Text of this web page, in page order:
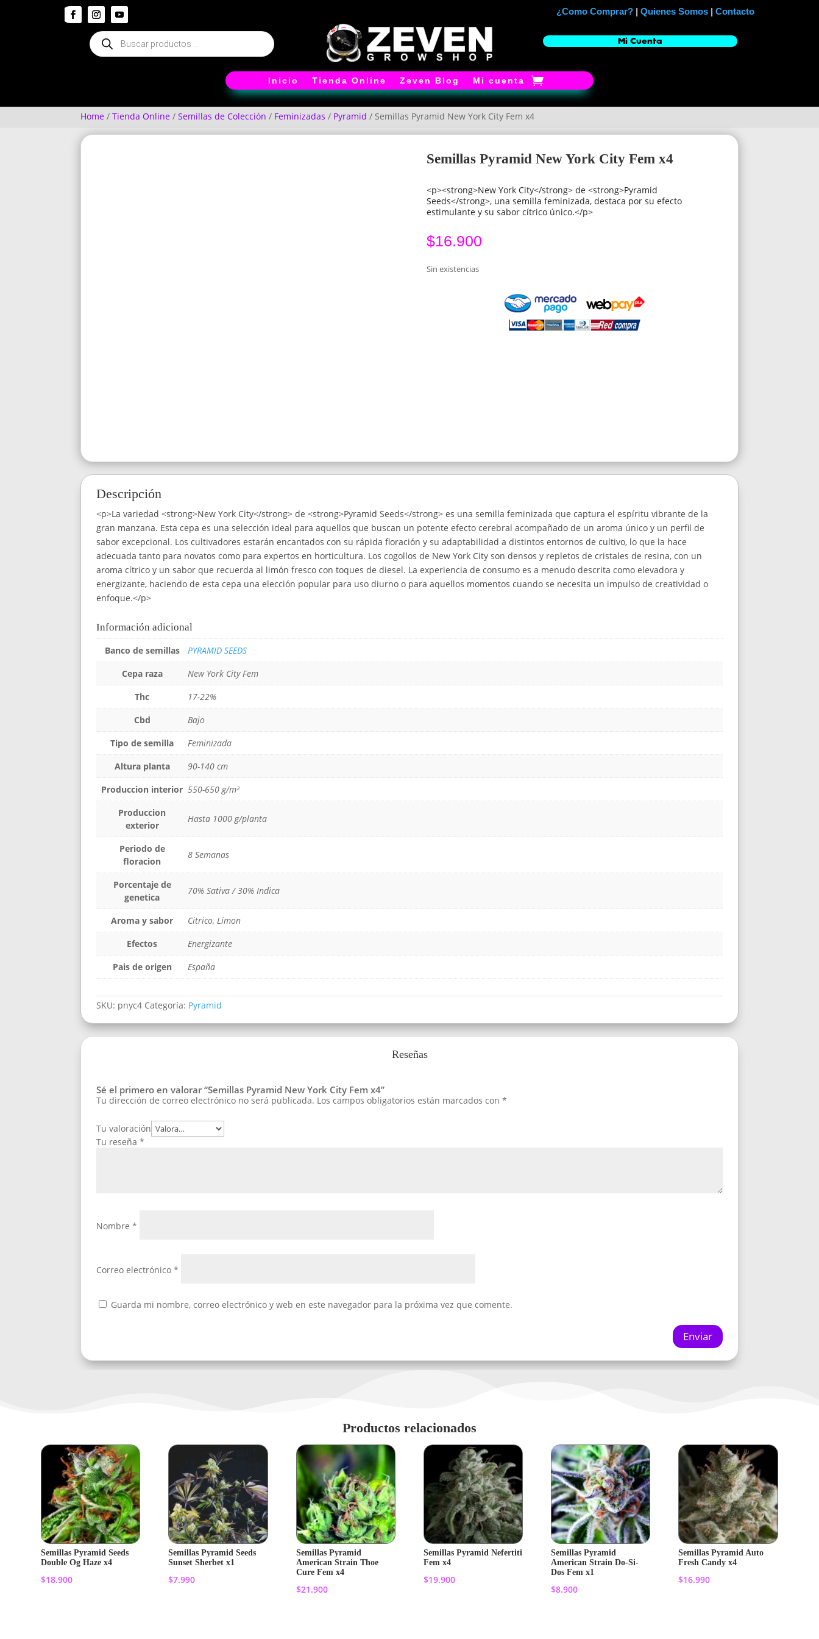
¿Como Comprar? |Quienes Somos |Contacto
Búsqueda
de
productos
Mi Cuenta
Inicio Tienda Online Zeven Blog Mi cuenta
Home / Tienda Online / Semillas de Colección / Feminizadas / Pyramid / Semillas Pyramid New York City Fem x4
Semillas Pyramid New York City Fem x4
<p><strong>New York City</strong> de <strong>Pyramid
Seeds</strong>, una semilla feminizada, destaca por su efecto
estimulante y su sabor cítrico único.</p>
$16.900
Sin existencias
Descripción
<p>La variedad <strong>New York City</strong> de <strong>Pyramid Seeds</strong> es una semilla feminizada que captura el espíritu vibrante de la
gran manzana. Esta cepa es una selección ideal para aquellos que buscan un potente efecto cerebral acompañado de un aroma único y un perfil de
sabor excepcional. Los cultivadores estarán encantados con su rápida floración y su adaptabilidad a distintos entornos de cultivo, lo que la hace
adecuada tanto para novatos como para expertos en horticultura. Los cogollos de New York City son densos y repletos de cristales de resina, con un
aroma cítrico y un sabor que recuerda al limón fresco con toques de diesel. La experiencia de consumo es a menudo descrita como elevadora y
energizante, haciendo de esta cepa una elección popular para uso diurno o para aquellos momentos cuando se necesita un impulso de creatividad o
enfoque.</p>
Información adicional
Banco de semillas
PYRAMID SEEDS
Cepa raza
New York City Fem
Thc
17-22%
Cbd
Bajo
Tipo de semilla
Feminizada
Altura planta
90-140 cm
Produccion interior 550-650 g/m²
Produccion
exterior
Hasta 1000 g/planta
Periodo de
floracion
8 Semanas
Porcentaje de
genetica
70% Sativa / 30% Indica
Aroma y sabor
Citrico, Limon
Efectos
Energizante
Pais de origen
España
SKU: pnyc4 Categoría: Pyramid
Reseñas
Sé el primero en valorar “Semillas Pyramid New York City Fem x4”
Tu dirección de correo electrónico no será publicada. Los campos obligatorios están marcados con *
Tu valoración
Tu reseña *
Nombre *
Correo electrónico *
Guarda mi nombre, correo electrónico y web en este navegador para la próxima vez que comente.
Enviar
Productos relacionados
Semillas Pyramid Seeds
Double Og Haze x4
$18.900
Semillas Pyramid Seeds
Sunset Sherbet x1
$7.990
Semillas Pyramid
American Strain Thoe
Cure Fem x4
$21.900
Semillas Pyramid Nefertiti
Fem x4
$19.900
Semillas Pyramid
American Strain Do-Si-
Dos Fem x1
$8.900
Semillas Pyramid Auto
Fresh Candy x4
$16.990